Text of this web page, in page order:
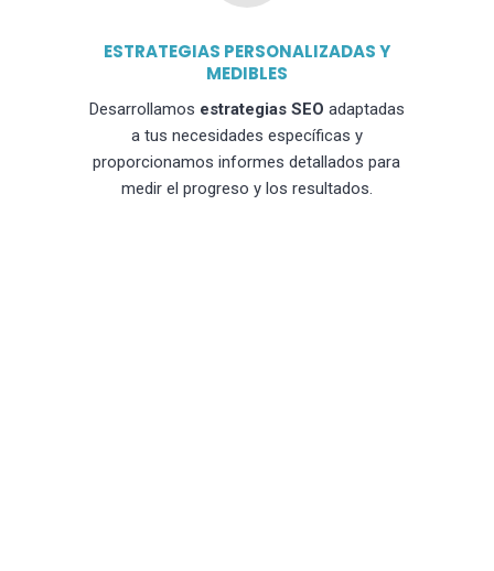
ESTRATEGIAS PERSONALIZADAS Y
MEDIBLES
Desarrollamos estrategias SEO adaptadas
a tus necesidades específicas y
proporcionamos informes detallados para
medir el progreso y los resultados.